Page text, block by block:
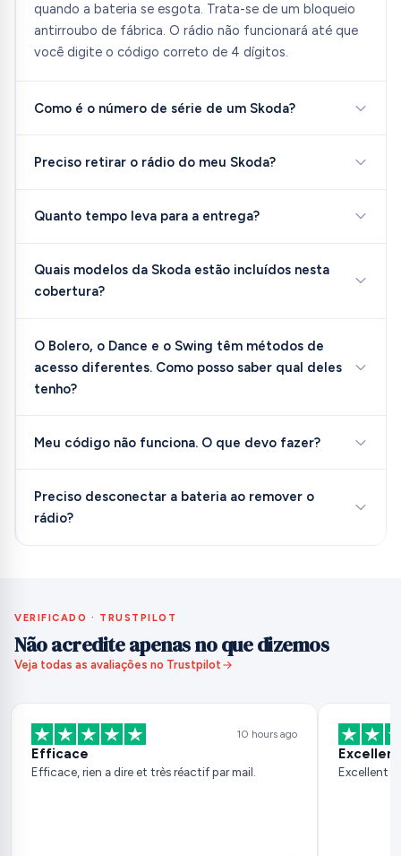
quando a bateria se esgota. Trata-se de um bloqueio
antirroubo de fábrica. O rádio não funcionará até que
você digite o código correto de 4 dígitos.
Como é o número de série de um Skoda?
Preciso retirar o rádio do meu Skoda?
Quanto tempo leva para a entrega?
Quais modelos da Skoda estão incluídos nesta
cobertura?
O Bolero, o Dance e o Swing têm métodos de
acesso diferentes. Como posso saber qual deles
tenho?
Meu código não funciona. O que devo fazer?
Preciso desconectar a bateria ao remover o
rádio?
VERIFICADO · TRUSTPILOT
Não acredite apenas no que dizemos
Veja todas as avaliações no Trustpilot
10 hours ago
Efficace
Efficace, rien a dire et très réactif par mail. Excellent